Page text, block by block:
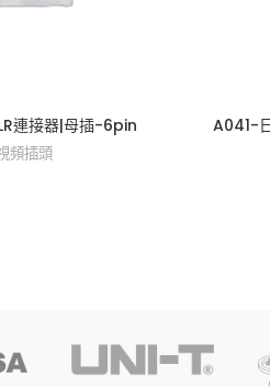
連接器|母插-6pin
頻插頭
A041-